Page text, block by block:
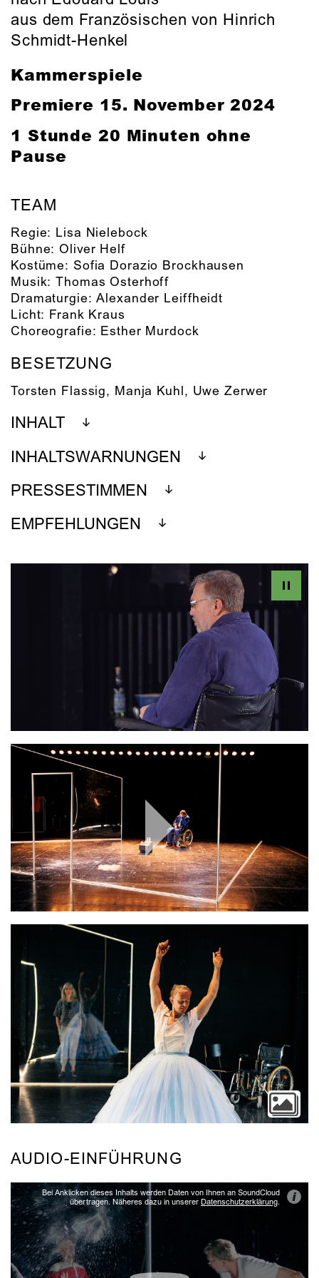
aus dem Französischen von Hinrich
Schmidt-Henkel
Kammerspiele
Premiere 15. November 2024
1 Stunde 20 Minuten ohne
Pause
TEAM
Regie: Lisa Nielebock
Bühne:Oliver Helf
Kostüme: Sofia Dorazio Brockhausen
Musik:Thomas Osterhoff
Dramaturgie:Alexander Leiffheidt
Licht: Frank Kraus
Choreografie: Esther Murdock
BESETZUNG
Torsten Flassig, Manja Kuhl, Uwe Zerwer
INHALT
INHALTSWARNUNGEN
PRESSESTIMMEN
EMPFEHLUNGEN
Play
Video
AUDIO-EINFÜHRUNG
Bei Anklicken dieses Inhalts werden Daten von Ihnen an SoundCloud
übertragen. Näheres dazu in unserer Datenschutzerklärung. i